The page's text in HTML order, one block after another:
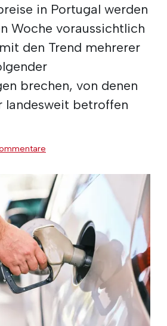
in Portugal werden
Woche voraussichtlich
den Trend mehrerer
brechen, von denen
landesweit betroffen